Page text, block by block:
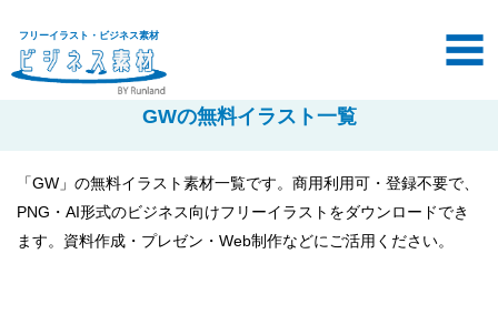
フリーイラスト・ビジネス素材
GWの無料イラスト一覧
「GW」の無料イラスト素材一覧です。商用利用可・登録不要で、
PNG・AI形式のビジネス向けフリーイラストをダウンロードでき
ます。資料作成・プレゼン・Web制作などにご活用ください。